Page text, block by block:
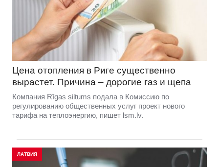
Цена отопления в Риге существенно
вырастет. Причина – дорогие газ и щепа
Компания Rīgas siltums подала в Комиссию по
регулированию общественных услуг проект нового
тарифа на теплоэнергию, пишет lsm.lv.
ЛАТВИЯ